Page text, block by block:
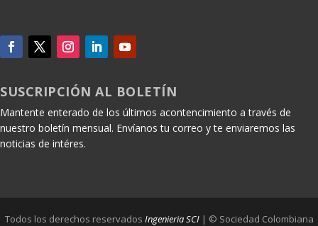
SUSCRIPCIÓN AL BOLETÍN
Mantente enterado de los últimos acontencimiento a través de
nuestro boletín mensual. Envíanos tu correo y te enviaremos las
noticias de intéres.
Todos los derechos reservados Ingenieria SCI | © Sociedad Colombiana